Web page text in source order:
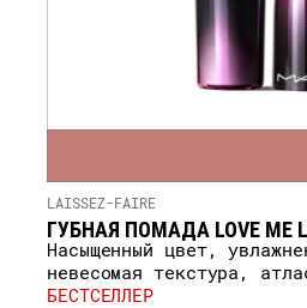
LAISSEZ-FAIRE
ГУБНАЯ ПОМАДА LOVE ME
Насыщенный цвет, увлажнение на весь день,
невесомая текстура,
БЕСТСЕЛЛЕР